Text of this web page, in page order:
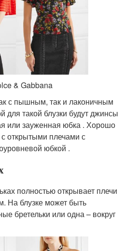
& Gabbana
с пышным, так и лаконичным
для такой блузки будут джинсы
или зауженная юбка . Хорошо
с открытыми плечами с
юбкой .
полностью открывает плечи
На блузке может быть
бретельки или одна – вокруг